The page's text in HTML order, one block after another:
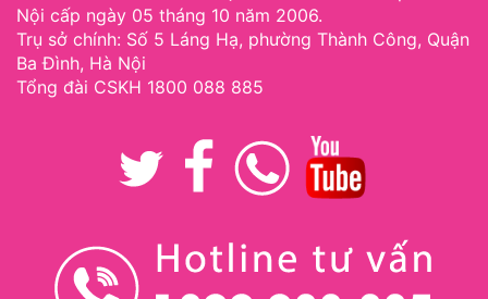
Nội cấp ngày 05 tháng 10 năm 2006.
Trụ sở chính: Số 5 Láng Hạ, phường Thành Công, Quận
Ba Đình, Hà Nội
Tổng đài CSKH 1800 088 885